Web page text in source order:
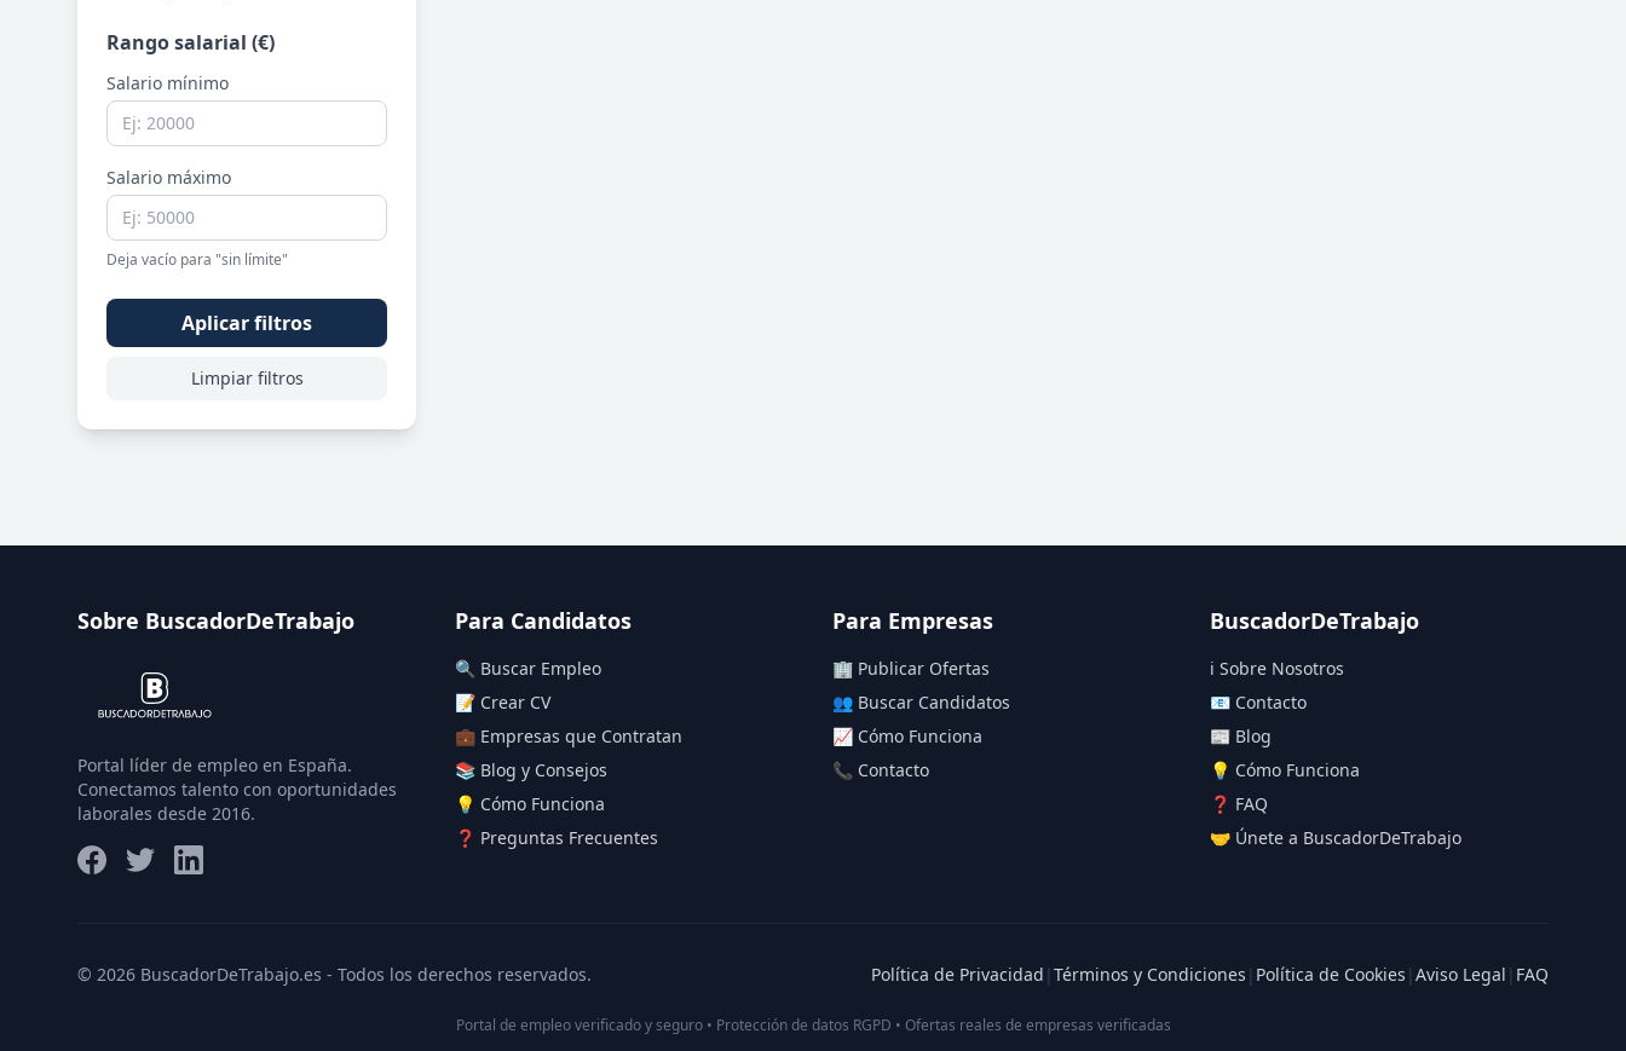
Rango salarial (€)
Salario mínimo
Salario máximo
Deja vacío para "sin límite"
Aplicar filtros
Limpiar filtros
Sobre BuscadorDeTrabajo
Portal líder de empleo en España.
Conectamos talento con oportunidades
laborales desde 2016.
Para Candidatos
🔍 Buscar Empleo
📝 Crear CV
💼 Empresas que Contratan
📚 Blog y Consejos
💡 Cómo Funciona
❓ Preguntas Frecuentes
Para Empresas
🏢 Publicar Ofertas
👥 Buscar Candidatos
📈 Cómo Funciona
📞 Contacto
BuscadorDeTrabajo
ℹ️ Sobre Nosotros
📧 Contacto
📰 Blog
💡 Cómo Funciona
❓ FAQ
🤝 Únete a BuscadorDeTrabajo
© 2026 BuscadorDeTrabajo.es - Todos los derechos reservados. Política de Privacidad | Términos y Condiciones | Política de Cookies | Aviso Legal | FAQ
Portal de empleo verificado y seguro • Protección de datos RGPD • Ofertas reales de empresas verificadas